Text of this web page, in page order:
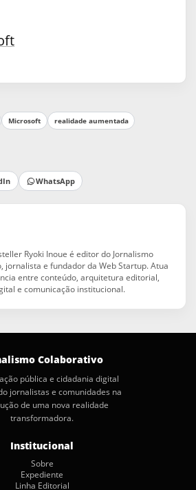
Microsoft realidade aumentada
WhatsApp
Ryoki Inoue é editor do Jornalismo
jornalista e fundador da Web Startup. Atua
entre conteúdo, arquitetura editorial,
e comunicação institucional.
Colaborativo
pública e cidadania digital
jornalistas e comunidades na
de uma nova realidade
transformadora.
Institucional
Sobre
Expediente
Linha Editorial